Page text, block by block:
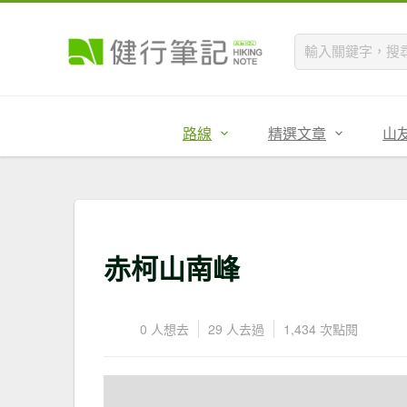
路線 精選文章 山
赤柯山南峰
0 人想去 29 人去過 1,434 次點閱